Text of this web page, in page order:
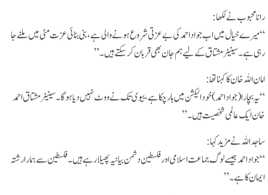
رانا محبوب نے لکھا:
“میرے خیال میں اب جواد احمد کی بے عزتی شروع ہونے والی ہے، بنی بنائی عزت مٹی میں ملنے جا
رہی ہے۔ سینیٹر مشتاق کے لیے ہم جان بھی قربان کر سکتے ہیں۔”
امان اللہ خان کا کہنا تھا:
“یہ بچارا (جواد احمد) خود الیکشن میں ہار چکا ہے، بیوی تک نے ووٹ نہیں دیا ہوگا۔ سینیٹر مشتاق احمد
خان ایک عالمی شخصیت ہیں۔”
ساجد اللہ نے مزید کہا:
“جواد احمد جیسے لوگ جماعت اسلامی اور فلسطین دشمن بیانیہ پھیلا رہے ہیں۔ فلسطین سے ہمارا رشتہ
ایمان کا ہے۔”